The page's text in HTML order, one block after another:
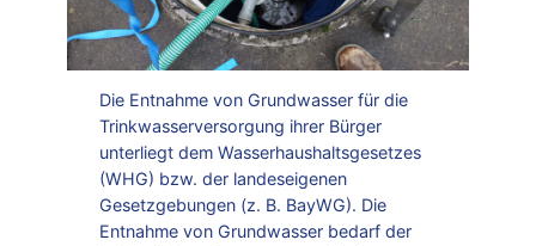
Die Entnahme von Grundwasser für die
Trinkwasserversorgung ihrer Bürger
unterliegt dem Wasserhaushaltsgesetzes
(WHG) bzw. der landeseigenen
Gesetzgebungen (z. B. BayWG). Die
Entnahme von Grundwasser bedarf der